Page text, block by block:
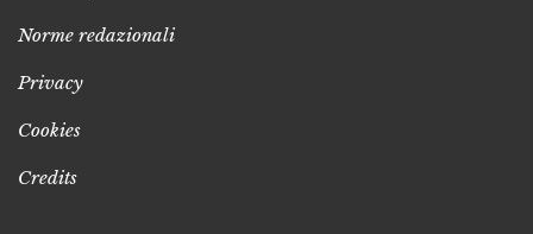
Norme redazionali
Privacy
Cookies
Credits